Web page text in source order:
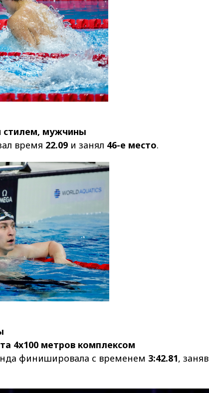
стилем, мужчины
время 22.09 и занял 46-е место.
4х100 метров комплексом
финишировала с временем 3:42.81, заняв